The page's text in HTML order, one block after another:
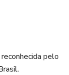
pelo